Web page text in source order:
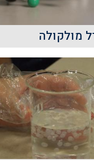
בשנת 1959 נשא הפיזיקאי
ובה העלה לראשונה
הננו-טכנולוגיה.
קרא עוד
מולקולה